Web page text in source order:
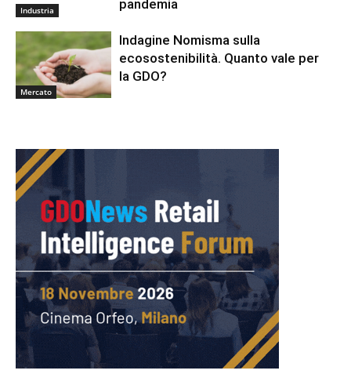
Industria pandemia
Mercato
Indagine Nomisma sulla
ecosostenibilità. Quanto vale per
la GDO?